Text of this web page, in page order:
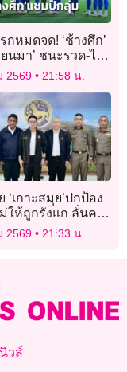
กหมดจด! ‘ช้างศึก’
ยนมา’ ชนะรวด-ไม่
ไปตัดเชือก
2569 21:58 น.
‘เกาะสมุย’ปกป้อง
ให้ถูกรังแก ลั่นคน
องเคารพกฎหมาย
2569 21:33 น.
วส์